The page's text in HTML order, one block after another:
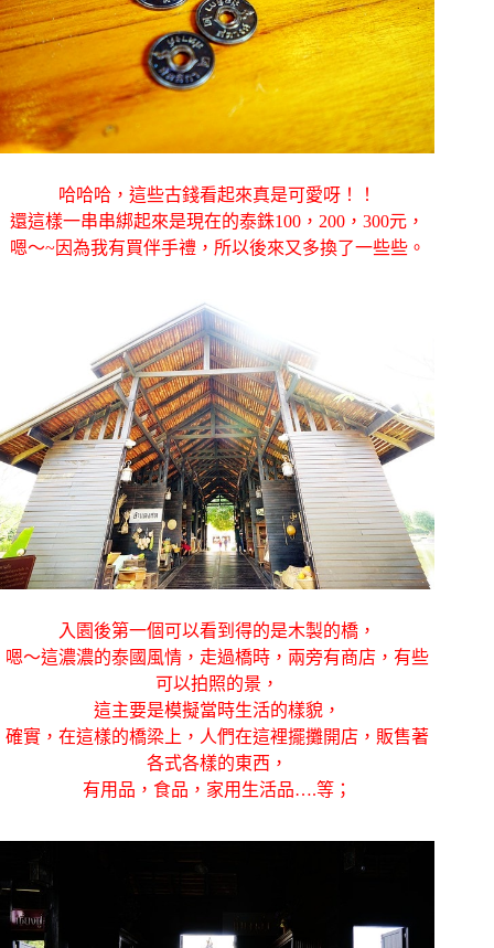
哈哈哈，這些古錢看起來真是可愛呀！！
還這樣一串串綁起來是現在的泰銖100，200，300元，
嗯～~因為我有買伴手禮，所以後來又多換了一些些。
入園後第一個可以看到得的是木製的橋，
嗯～這濃濃的泰國風情，走過橋時，兩旁有商店，有些
可以拍照的景，
這主要是模擬當時生活的樣貌，
確實，在這樣的橋梁上，人們在這裡擺攤開店，販售著
各式各樣的東西，
有用品，食品，家用生活品….等；